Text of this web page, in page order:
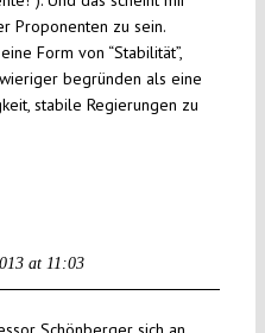
Proponenten zu sein.
Form von “Stabilität”,
begründen als eine
stabile Regierungen zu
at 11:03